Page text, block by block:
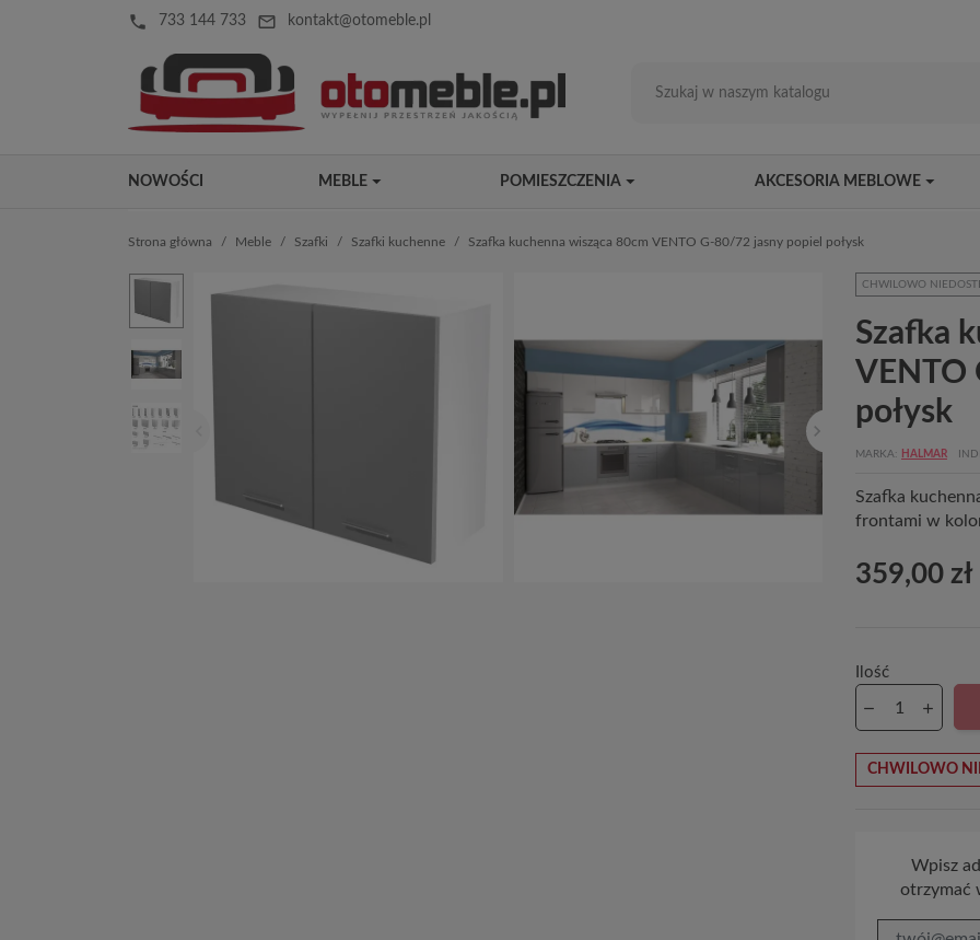
local_phone 733 144 733 mail_outline kontakt@otomeble.pl
NOWOŚCI MEBLE POMIESZCZENIA AKCESORIA MEBLOWE
Strona główna Meble Szafki Szafki kuchenne Szafka kuchenna wisząca 80cm VENTO G-80/72 jasny popiel połysk
CHWILOWO
Szafka
VENTO
połysk
MARKA HALMAR
Szafka
frontami w
359,00 zł
Ilość
CHWILOWO
Wpisz
otrzymać